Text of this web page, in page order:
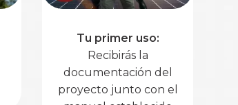
Tu primer uso:
Recibirás la
documentación del
proyecto junto con el